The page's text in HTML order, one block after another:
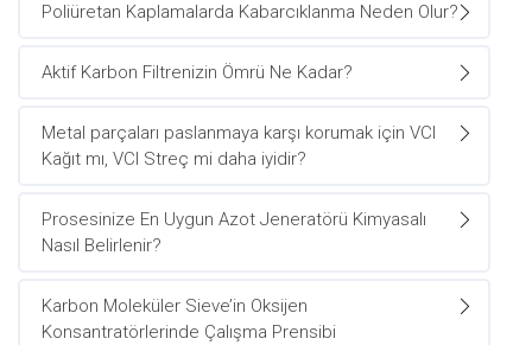
Poliüretan Kaplamalarda Kabarcıklanma Neden Olur?
Aktif Karbon Filtrenizin Ömrü Ne Kadar?
Metal parçaları paslanmaya karşı korumak için VCI
Kağıt mı, VCI Streç mi daha iyidir?
Prosesinize En Uygun Azot Jeneratörü Kimyasalı
Nasıl Belirlenir?
Karbon Moleküler Sieve’in Oksijen
Konsantratörlerinde Çalışma Prensibi